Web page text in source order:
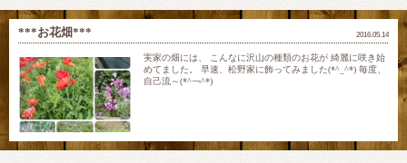
2016.05.14
***お花畑***
実家の畑には、 こんなに沢山の種類のお花が 綺麗に咲き始
めてました。 早速、松野家に飾ってみました(*^_^*) 毎度、
自己流～(*^￢^*)